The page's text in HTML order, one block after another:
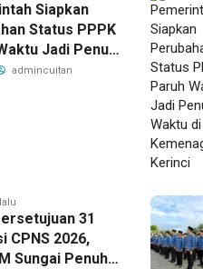
Siapkan
Status PPPK
Jadi Penuh
Kemenag
admincuitan
31
CPNS 2026,
Sungai Penuh